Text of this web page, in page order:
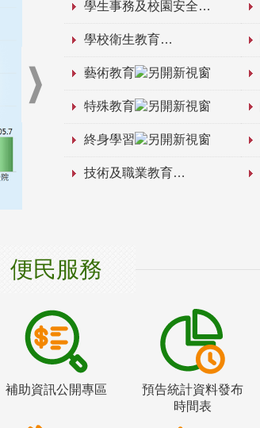
學生事務及校園安全
學校衛生教育
藝術教育
特殊教育
終身學習
技術及職業教育
便民服務
補助資訊公開專區
預告統計資料發布
時間表